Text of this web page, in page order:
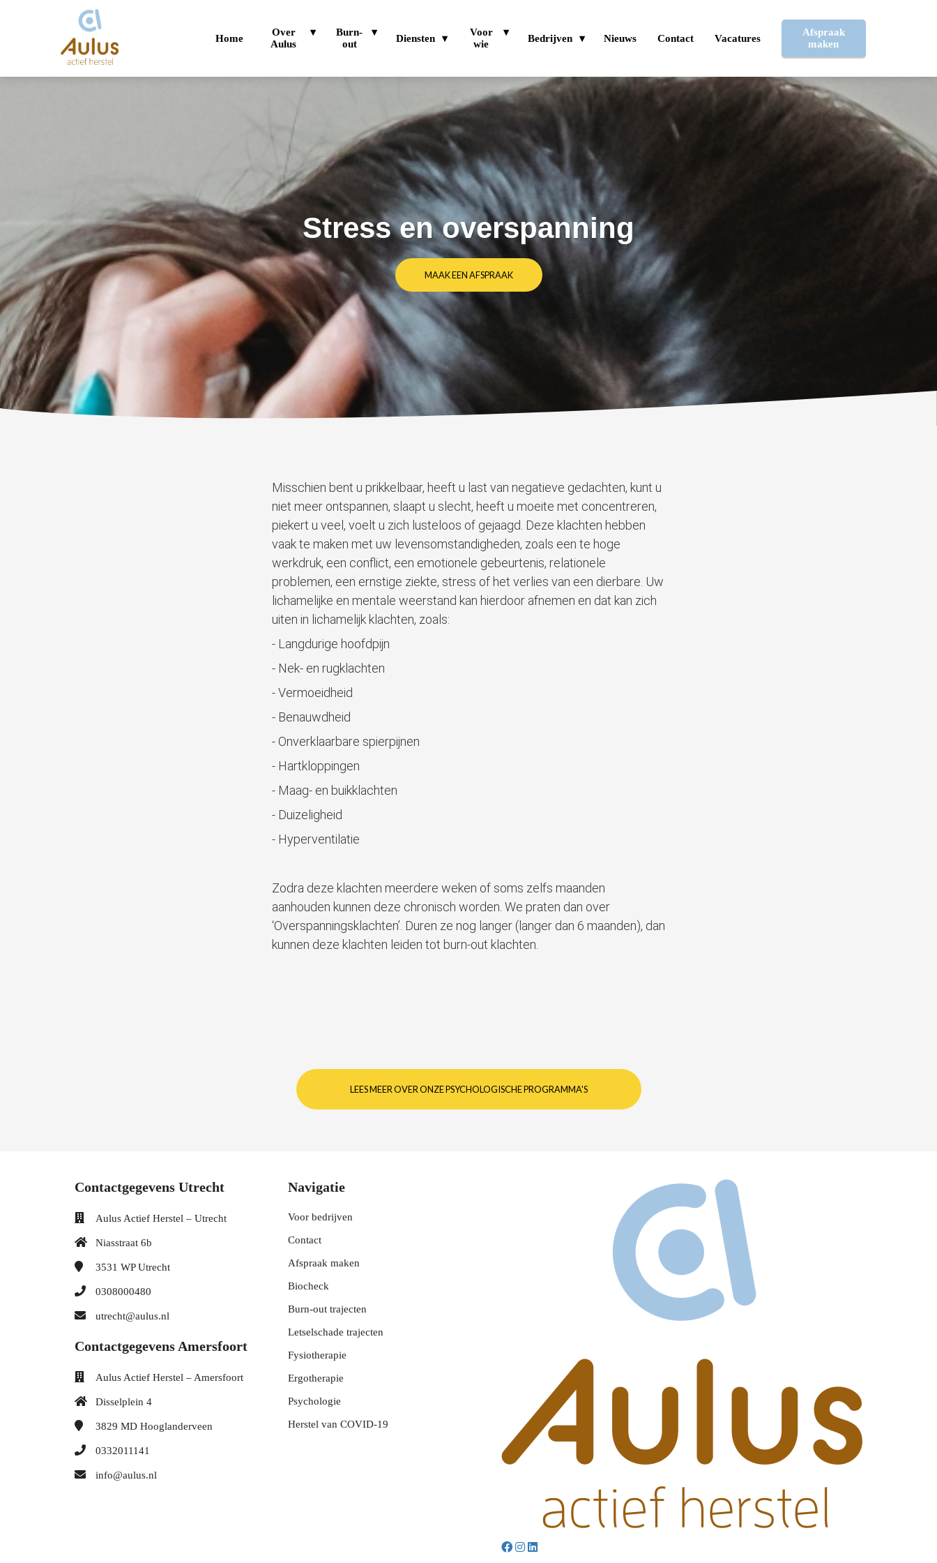
Home
Over
Aulus
Burn-
out
Diensten
Voor
wie
Bedrijven Nieuws Contact Vacatures
Afspraak
maken
Stress en overspanning
MAAK EEN AFSPRAAK
Misschien bent u prikkelbaar, heeft u last van negatieve gedachten, kunt u
niet meer ontspannen, slaapt u slecht, heeft u moeite met concentreren,
piekert u veel, voelt u zich lusteloos of gejaagd. Deze klachten hebben
vaak te maken met uw levensomstandigheden, zoals een te hoge
werkdruk, een conflict, een emotionele gebeurtenis, relationele
problemen, een ernstige ziekte, stress of het verlies van een dierbare. Uw
lichamelijke en mentale weerstand kan hierdoor afnemen en dat kan zich
uiten in lichamelijk klachten, zoals:
- Langdurige hoofdpijn
- Nek- en rugklachten
- Vermoeidheid
- Benauwdheid
- Onverklaarbare spierpijnen
- Hartkloppingen
- Maag- en buikklachten
- Duizeligheid
- Hyperventilatie
Zodra deze klachten meerdere weken of soms zelfs maanden
aanhouden kunnen deze chronisch worden. We praten dan over
‘Overspanningsklachten’. Duren ze nog langer (langer dan 6 maanden), dan
kunnen deze klachten leiden tot burn-out klachten.
LEES MEER OVER ONZE PSYCHOLOGISCHE PROGRAMMA'S
Contactgegevens Utrecht
Aulus Actief Herstel – Utrecht
Niasstraat 6b
3531 WPUtrecht
0308000480
utrecht@aulus.nl
Contactgegevens Amersfoort
Aulus Actief Herstel – Amersfoort
Disselplein 4
3829 MD Hooglanderveen
0332011141
info@aulus.nl
Navigatie
Voor bedrijven
Contact
Afspraak maken
Biocheck
Burn-out trajecten
Letselschade trajecten
Fysiotherapie
Ergotherapie
Psychologie
Herstel van COVID-19